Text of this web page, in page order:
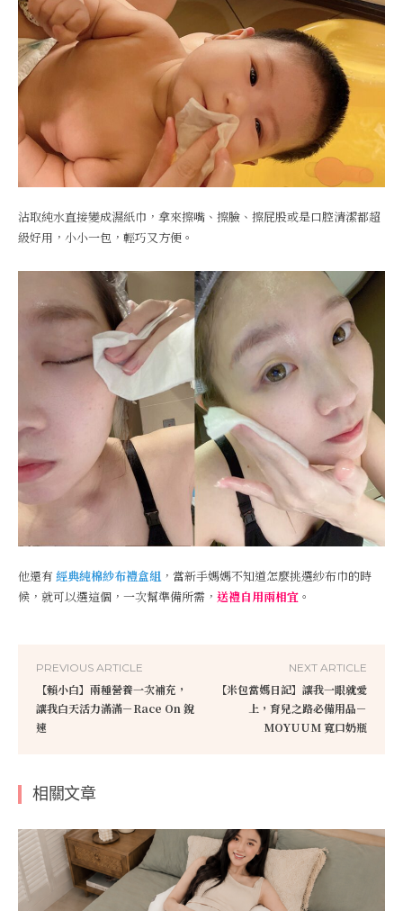
沾取純水直接變成濕紙巾，拿來擦嘴、擦臉、擦屁股或是口腔清潔都超
級好用，小小一包，輕巧又方便。
他還有 經典純棉紗布禮盒組 ，當新手媽媽不知道怎麼挑選紗布巾的時
候，就可以選這個，一次幫準備所需， 送禮自用兩相宜 。
PREVIOUS ARTICLE
【賴小白】兩種營養一次補充，
讓我白天活力滿滿－Race On 銳
速
NEXT ARTICLE
【米包當媽日記】讓我一眼就愛
上，育兒之路必備用品－
MOYUUM 寬口奶瓶
相關文章